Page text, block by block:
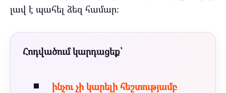
լավ է պահել ձեզ համար։
Հոդվածում կարդացեք՝
ինչու չի կարելի հեշտությամբ